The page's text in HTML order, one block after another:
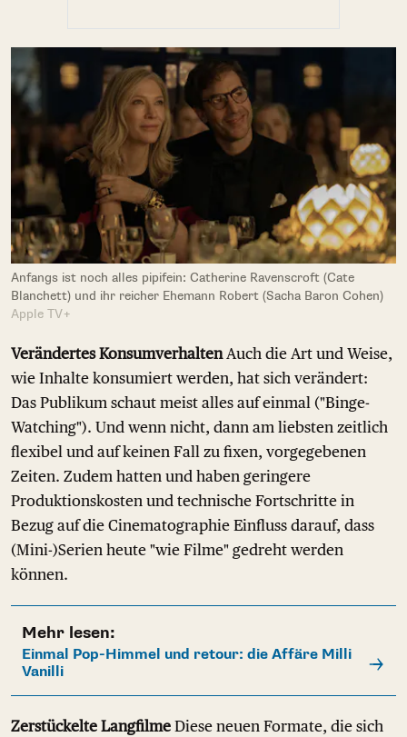
Anfangs ist noch alles pipifein: Catherine Ravenscroft (Cate
Blanchett) und ihr reicher Ehemann Robert (Sacha Baron Cohen)
Apple TV+
Verändertes KonsumverhaltenAuch die Art und Weise,
wie Inhalte konsumiert werden, hat sich verändert:
Das Publikum schaut meist alles auf einmal ("Binge-
Watching"). Und wenn nicht, dann am liebsten zeitlich
flexibel und auf keinen Fall zu fixen, vorgegebenen
Zeiten. Zudem hatten und haben geringere
Produktionskosten und technische Fortschritte in
Bezug auf die Cinematographie Einfluss darauf, dass
(Mini-)Serien heute "wie Filme" gedreht werden
können.
Mehr lesen:
Einmal Pop-Himmel und retour: die Affäre Milli
Vanilli
Zerstückelte Langfilme Diese neuen Formate, die sich